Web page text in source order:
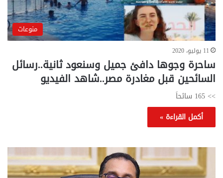
منوعات
11 يوليو، 2020
ساحرة وجوها دافئ جميل وسنعود ثانية..رسائل
السائحين قبل مغادرة مصر..شاهد الفيديو
>> 165 سائحاَ
أكمل القراءة »
تحركات
حكومية
لحسم
..